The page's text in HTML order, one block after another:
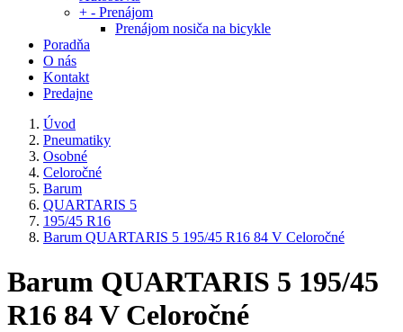
+ - Prenájom
Prenájom nosiča na bicykle
Poradňa
O nás
Kontakt
Predajne
Úvod
Pneumatiky
Osobné
Celoročné
Barum
QUARTARIS 5
195/45 R16
Barum QUARTARIS 5 195/45 R16 84 V Celoročné
Barum QUARTARIS 5 195/45
R16 84 V Celoročné